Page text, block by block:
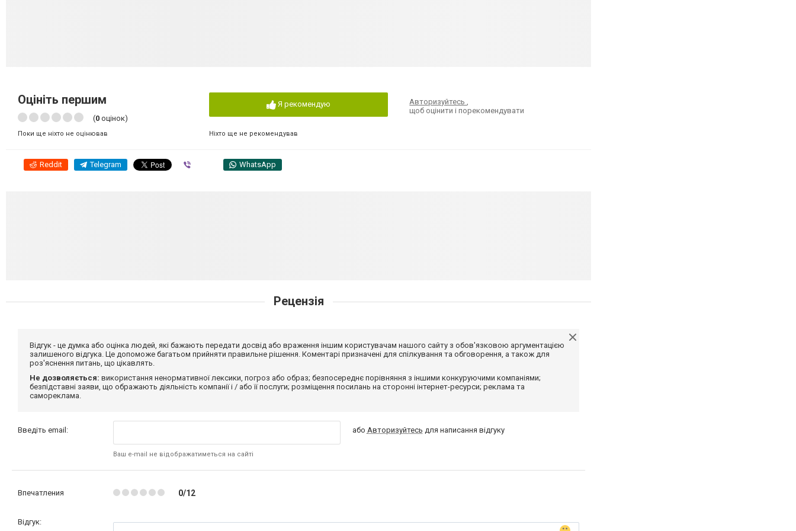
Оцініть першим
(0 оцінок)
Поки ще ніхто не оцінював
Я рекомендую
Ніхто ще не рекомендував
Авторизуйтесь,
щоб оцінити і порекомендувати
Reddit Telegram WhatsApp
Рецензія
Відгук - це думка або оцінка людей, які бажають передати досвід або враження іншим користувачам нашого сайту з обов'язковою аргументацією
залишеного відгука. Це допоможе багатьом прийняти правильне рішення. Коментарі призначені для спілкування та обговорення, а також для
роз'яснення питань, що цікавлять.
Не дозволяється: використання ненормативної лексики, погроз або образ; безпосереднє порівняння з іншими конкуруючими компаніями;
безпідставні заяви, що ображають діяльність компанії і / або її послуги; розміщення посилань на сторонні інтернет-ресурси; реклама та
самореклама.
Введіть email:
Ваш e-mail не відображатиметься на сайті
або Авторизуйтесь для написання відгуку
Впечатления 0/12
Відгук: